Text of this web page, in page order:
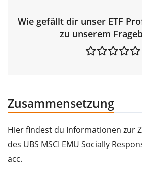
Wie gefällt dir unser ETF
zu unserem
Zusammensetzung
Hier findest du Informationen zur
des UBS MSCI EMU Socially
acc.